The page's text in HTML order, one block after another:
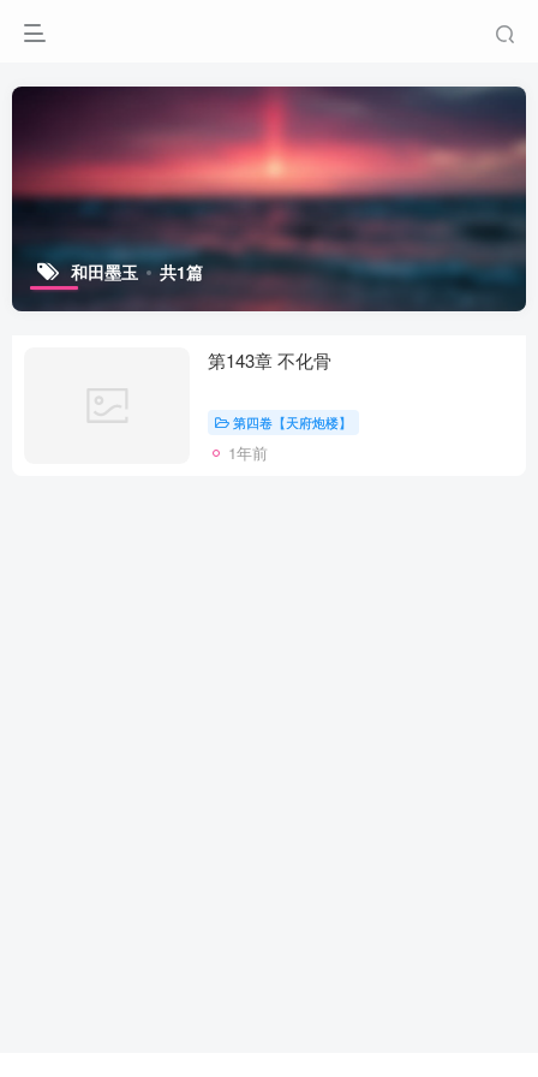
和田墨玉 共1篇
第143章 不化骨
第四卷【天府炮楼】
1年前